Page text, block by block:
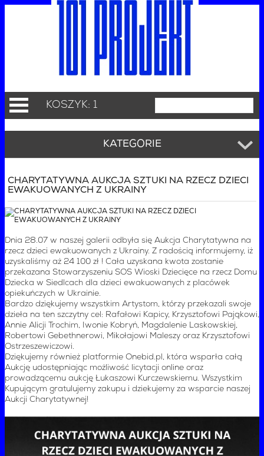
KOSZYK: 1
KATEGORIE
CHARYTATYWNA AUKCJA SZTUKI NA RZECZ DZIECI
EWAKUOWANYCH Z UKRAINY
Dnia 28.07 w naszej galerii odbyła się Aukcja Charytatywna na
rzecz dzieci ewakuowanych z Ukrainy. Z radością informujemy, iż
uzyskaliśmy aż 24 100 zł ! Cała uzyskana kwota zostanie
przekazana Stowarzyszeniu SOS Wioski Dziecięce na rzecz Domu
Dziecka w Siedlcach dla dzieci ewakuowanych z placówek
opiekuńczych w Ukrainie.
Bardzo dziękujemy wszystkim Artystom, którzy przekazali swoje
dzieła na ten szczytny cel: Rafałowi Kapicy, Krzysztofowi Pająkowi,
Annie Alicji Trochim, Iwonie Kobryń, Magdalenie Laskowskiej,
Robertowi Gebethnerowi, Mikołajowi Maleszy oraz Krzysztofowi
Ostrzeszewiczowi.
Dziękujemy również platformie Onebid.pl, która wsparła całą
Aukcję udostępniając możliwość licytacji online oraz
prowadzącemu aukcję Łukaszowi Kurczewskiemu. Wszystkim
Kupującym gratulujemy zakupu i dziekujemy za wsparcie naszej
Aukcji Charytatywnej!